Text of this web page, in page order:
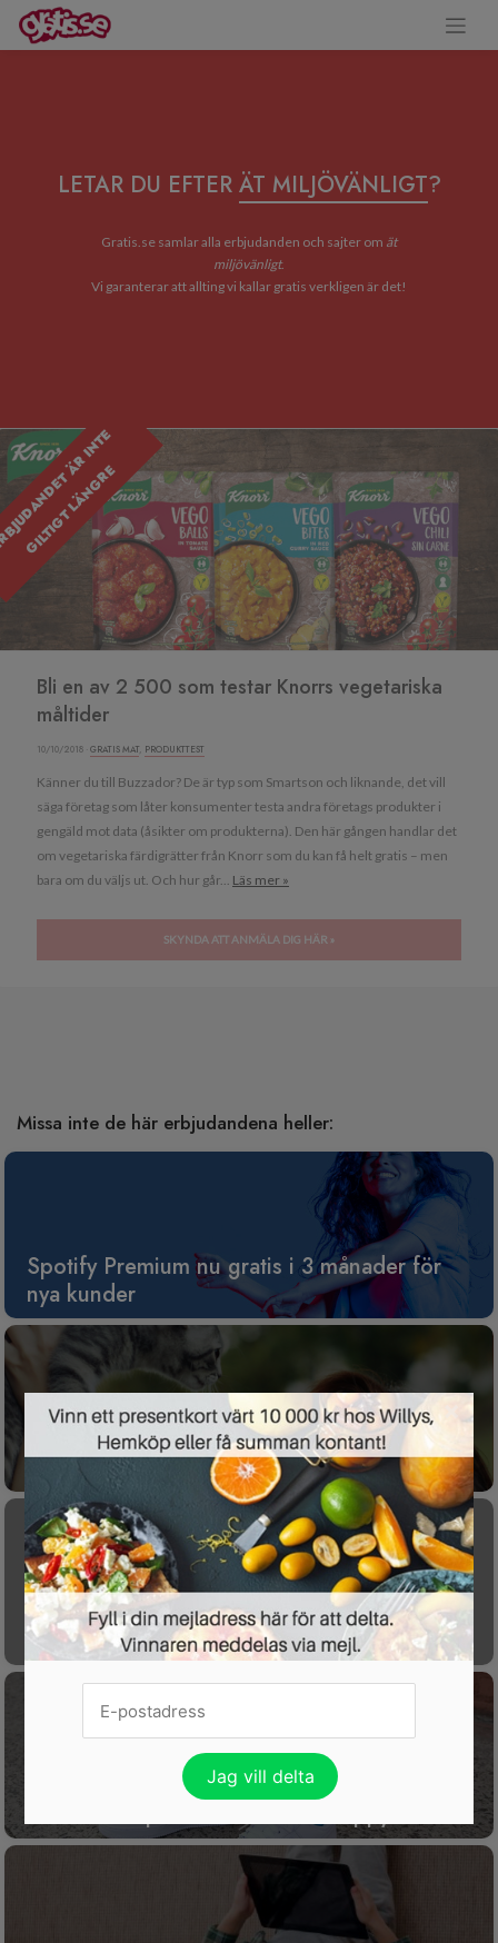
LETAR DU EFTER ÄT MILJÖVÄNLIGT?
Gratis.se samlar alla erbjudanden och sajter om ät
miljövänligt.
Vi garanterar att allting vi kallar gratis verkligen är det!
Ä
E
Bli en av 2 500 som testar Knorrs vegetariska
måltider
10/10/2018 · GRATIS MAT, PRODUKTTEST
Känner du till Buzzador? De är typ som Smartson och liknande, det vill
säga företag som låter konsumenter testa andra företags produkter i
gengäld mot data (åsikter om produkterna). Den här gången handlar det
om vegetariska färdigrätter från Knorr som du kan få helt gratis – men
bara om du väljs ut. Och hur går... Läs mer »
SKYNDA ATT ANMÄLA DIG HÄR »
Missa inte de här erbjudandena heller:
Spotify Premium nu gratis i 3 månader för
nya kunder
Gratis tävling för dig som har husdjur
Få koll på din ekonomi med gratisappen
P.F.C.